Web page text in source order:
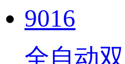
全自动